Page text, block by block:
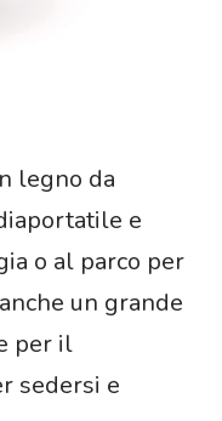
legno da
e
o al parco per
un grande
per il
sedersi e